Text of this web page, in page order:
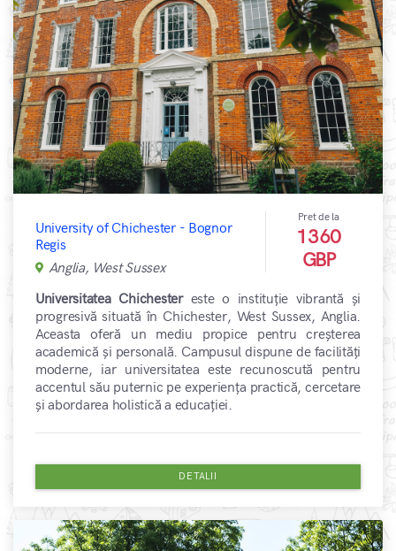
University of Chichester - Bognor
Regis
Anglia, West Sussex
Pret de la
1360
GBP
Universitatea Chichestereste o instituție vibrantă și
progresivă situată în Chichester, West Sussex, Anglia.
Aceasta oferă un mediu propice pentru creșterea
academică și personală. Campusul dispune de facilități
moderne, iar universitatea este recunoscută pentru
accentul său puternic pe experiența practică, cercetare
și abordarea holistică a educației.
DETALII